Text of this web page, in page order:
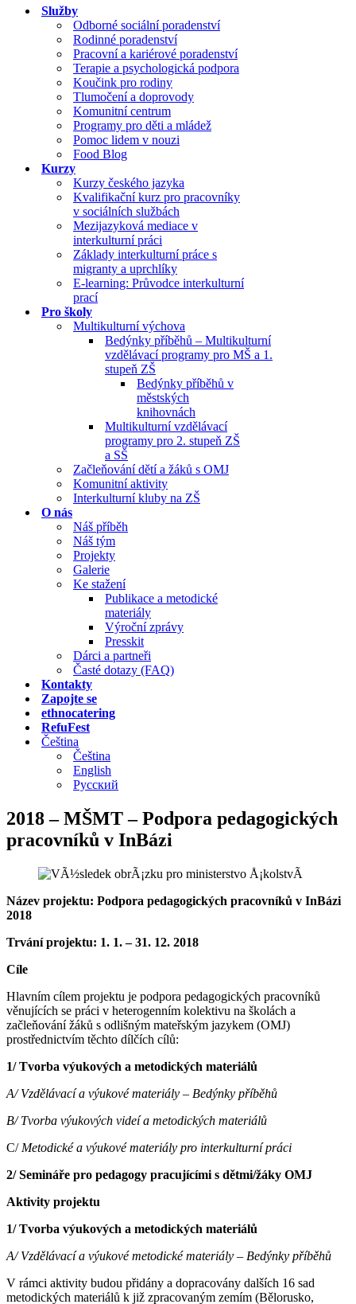
Služby
Odborné sociální poradenství
Rodinné poradenství
Pracovní a kariérové poradenství
Terapie a psychologická podpora
Koučink pro rodiny
Tlumočení a doprovody
Komunitní centrum
Programy pro děti a mládež
Pomoc lidem v nouzi
Food Blog
Kurzy
Kurzy českého jazyka
Kvalifikační kurz pro pracovníky
v sociálních službách
Mezijazyková mediace v
interkulturní práci
Základy interkulturní práce s
migranty a uprchlíky
E-learning: Průvodce interkulturní
prací
Pro školy
Multikulturní výchova
Bedýnky příběhů – Multikulturní
vzdělávací programy pro MŠ a 1.
stupeň ZŠ
Bedýnky příběhů v
městských
knihovnách
Multikulturní vzdělávací
programy pro 2. stupeň ZŠ
a SŠ
Začleňování dětí a žáků s OMJ
Komunitní aktivity
Interkulturní kluby na ZŠ
O nás
Náš příběh
Náš tým
Projekty
Galerie
Ke stažení
Publikace a metodické
materiály
Výroční zprávy
Presskit
Dárci a partneři
Časté dotazy (FAQ)
Kontakty
Zapojte se
ethnocatering
RefuFest
Čeština
Čeština
English
Русский
2018 – MŠMT – Podpora pedagogických
pracovníků v InBázi
Název projektu: Podpora pedagogických pracovníků v InBázi
2018
Trvání projektu: 1. 1. – 31. 12. 2018
Cíle
Hlavním cílem projektu je podpora pedagogických pracovníků
věnujících se práci v heterogenním kolektivu na školách a
začleňování žáků s odlišným mateřským jazykem (OMJ)
prostřednictvím těchto dílčích cílů:
1/ Tvorba výukových a metodických materiálů
A/ Vzdělávací a výukové materiály – Bedýnky příběhů
B/ Tvorba výukových videí a metodických materiálů
C/ Metodické a výukové materiály pro interkulturní práci
2/ Semináře pro pedagogy pracujícími s dětmi/žáky OMJ
Aktivity projektu
1/ Tvorba výukových a metodických materiálů
A/ Vzdělávací a výukové metodické materiály – Bedýnky příběhů
V rámci aktivity budou přidány a dopracovány dalších 16 sad
metodických materiálů k již zpracovaným zemím (Bělorusko,